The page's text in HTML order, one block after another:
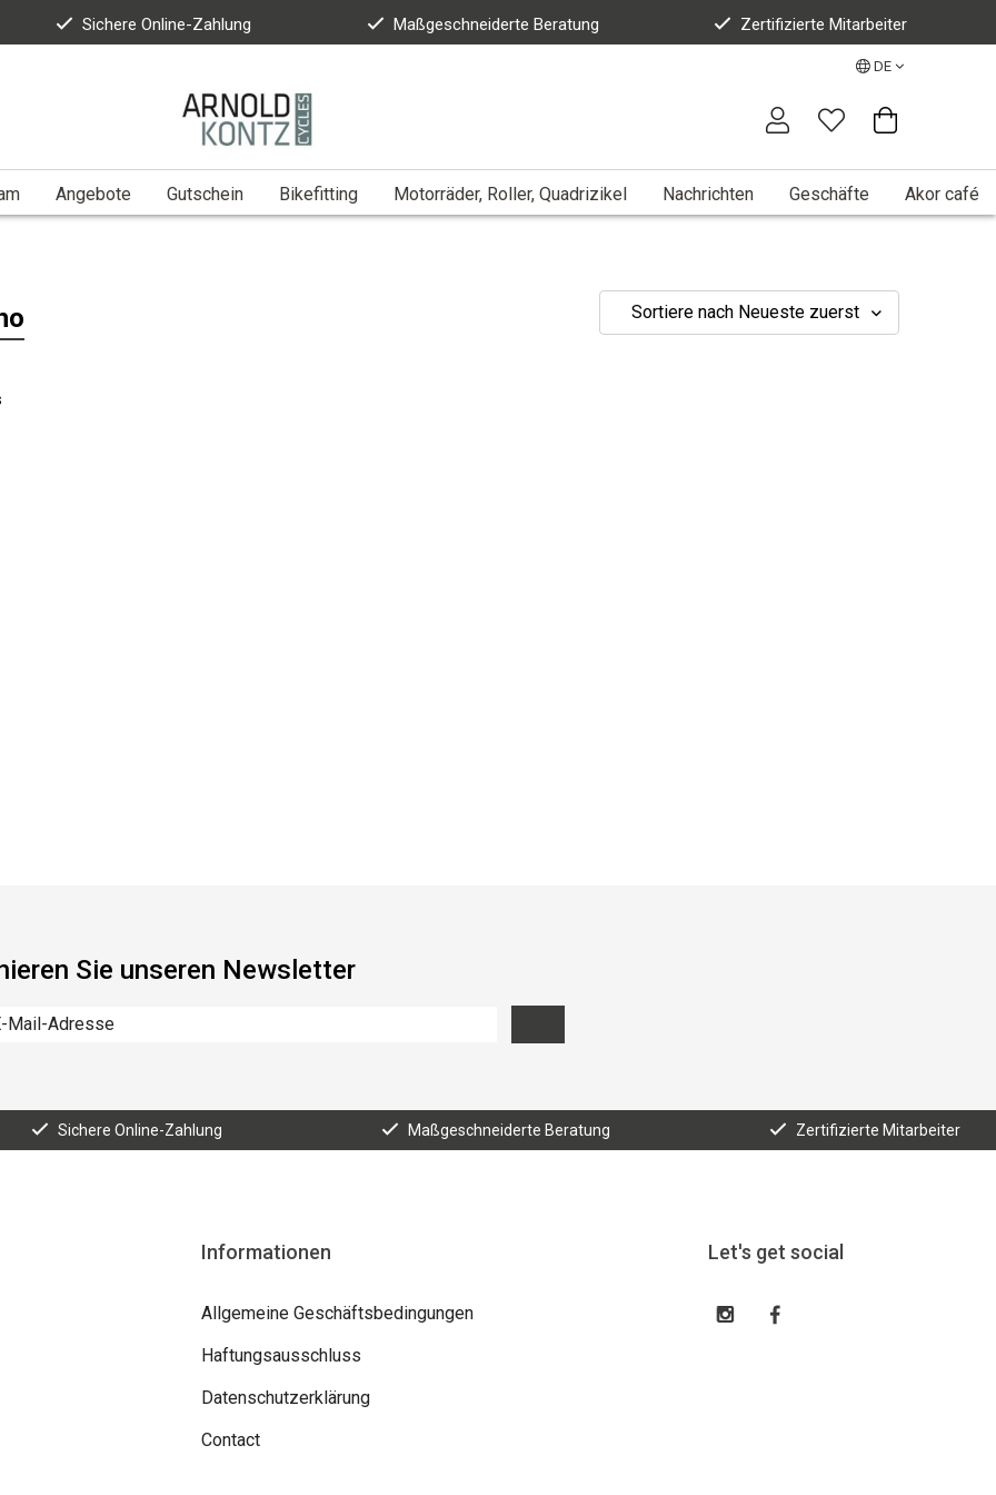
Sichere Online-Zahlung Maßgeschneiderte Beratung Zertifizierte Mitarbeiter
DE
Angebote Gutschein Bikefitting Motorräder, Roller, Quadrizikel Nachrichten Geschäfte Akor café
Sie unseren Newsletter
Sichere Online-Zahlung Maßgeschneiderte Beratung Zertifizierte Mitarbeiter
Informationen
Allgemeine Geschäftsbedingungen
Haftungsausschluss
Datenschutzerklärung
Contact
Let's get social